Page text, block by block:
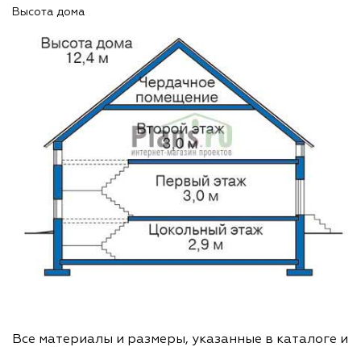
Высота дома
Все материалы и размеры, указанные в каталоге и